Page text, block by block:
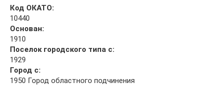
Код ОКАТО:
10440
Основан:
1910
Поселок городского типа с:
1929
Город с:
1950 Город областного подчинения